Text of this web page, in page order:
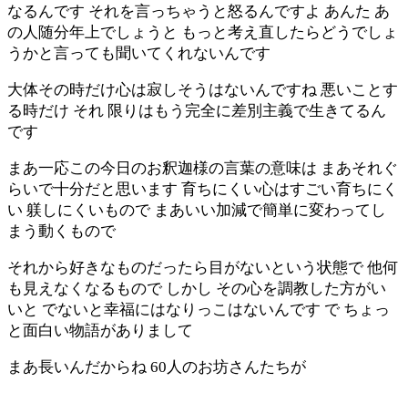
なるんです それを言っちゃうと怒るんですよ あんた あ
の人随分年上でしょうと もっと考え直したらどうでしょ
うかと言っても聞いてくれないんです
大体その時だけ心は寂しそうはないんですね 悪いことす
る時だけ それ 限りはもう完全に差別主義で生きてるん
です
まあ一応この今日のお釈迦様の言葉の意味は まあそれぐ
らいで十分だと思います 育ちにくい心はすごい育ちにく
い 躾しにくいもので まあいい加減で簡単に変わってし
まう動くもので
それから好きなものだったら目がないという状態で 他何
も見えなくなるもので しかし その心を調教した方がい
いと でないと幸福にはなりっこはないんです で ちょっ
と面白い物語がありまして
まあ長いんだからね 60人のお坊さんたちが